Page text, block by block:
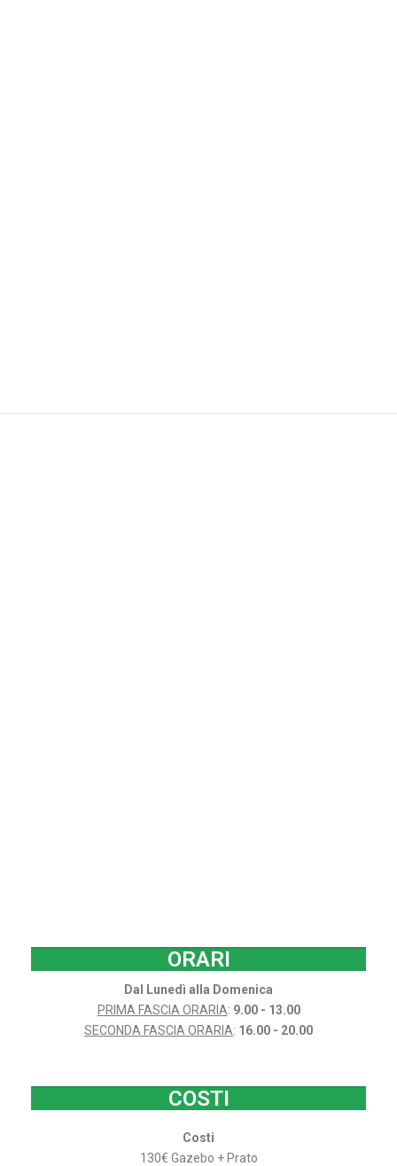
ORARI
Dal Lunedì alla Domenica
PRIMA FASCIA ORARIA: 9.00 - 13.00
SECONDA FASCIA ORARIA: 16.00 - 20.00
COSTI
Costi
130€ Gazebo + Prato